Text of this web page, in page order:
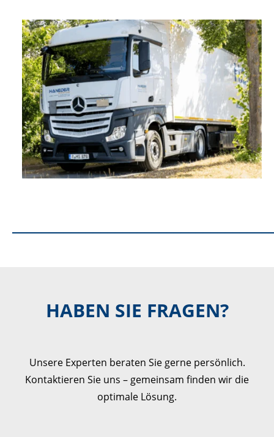
HABEN SIE FRAGEN?
Unsere Experten beraten Sie gerne persönlich.
Kontaktieren Sie uns – gemeinsam finden wir die
optimale Lösung.